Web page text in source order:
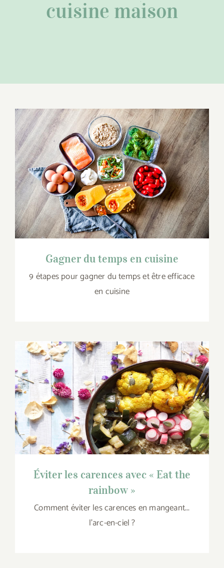
cuisine maison
Gagner du temps en cuisine
Gagner du temps en cuisine
9 étapes pour gagner du temps et être efficace
en cuisine
Éviter les carences avec « Eat the
rainbow »
Éviter les carences avec « Eat the
rainbow »
Comment éviter les carences en mangeant...
l’arc-en-ciel ?